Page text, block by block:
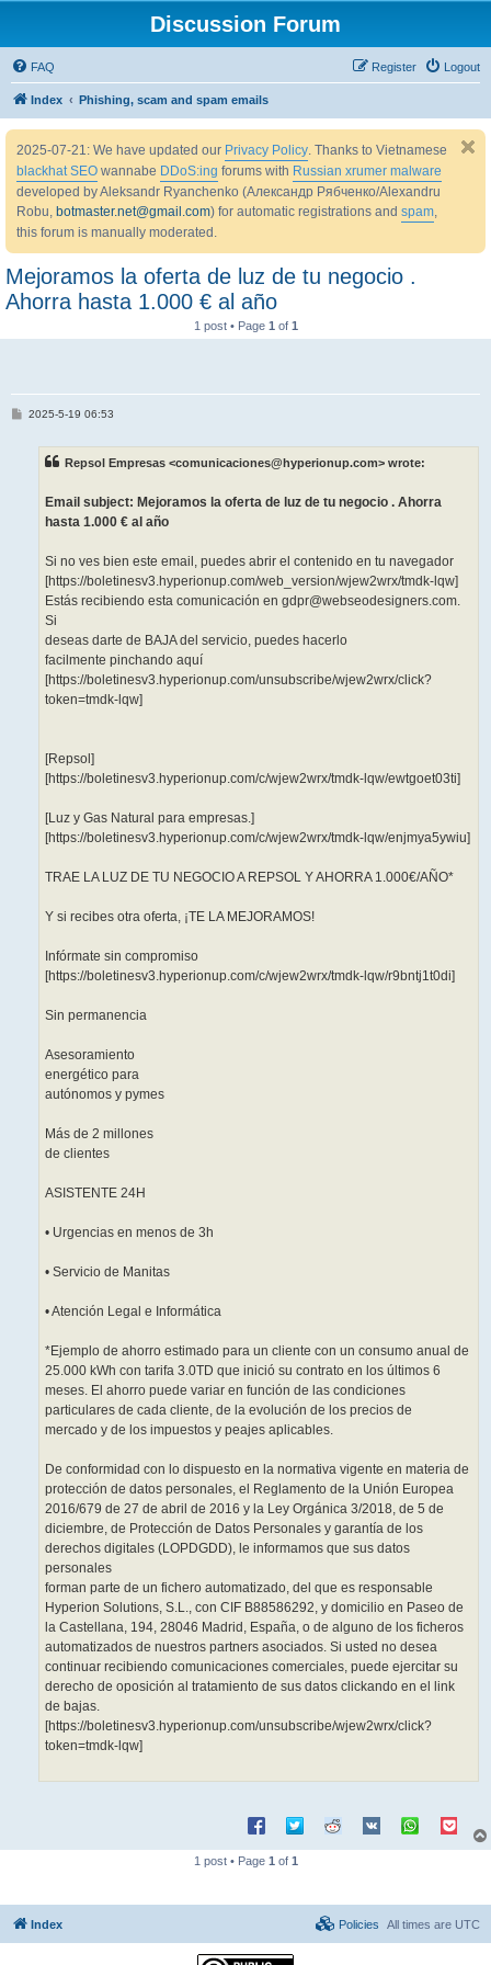
Discussion Forum
FAQ Logout
Register
Index Phishing, scam and spam emails
2025-07-21: We have updated our Privacy Policy. Thanks to Vietnamese
blackhat SEO wannabe DDoS:ing forums with Russian xrumer malware
developed by Aleksandr Ryanchenko (Александр Рябченко/Alexandru
Robu, botmaster.net@gmail.com) for automatic registrations and spam,
this forum is manually moderated.
Mejoramos la oferta de luz de tu negocio .
Ahorra hasta 1.000 € al año
1 post • Page 1 of 1
P2025-5-19 06:53
Repsol Empresas <comunicaciones@hyperionup.com> wrote:
Email subject: Mejoramos la oferta de luz de tu negocio . Ahorra
hasta 1.000 € al año
Si no ves bien este email, puedes abrir el contenido en tu navegador
[https://boletinesv3.hyperionup.com/web_version/wjew2wrx/tmdk-lqw]
Estás recibiendo esta comunicación en gdpr@webseodesigners.com.
Si
deseas darte de BAJA del servicio, puedes hacerlo
facilmente pinchando aquí
[https://boletinesv3.hyperionup.com/unsubscribe/wjew2wrx/click?
token=tmdk-lqw]
[Repsol]
[https://boletinesv3.hyperionup.com/c/wjew2wrx/tmdk-lqw/ewtgoet03ti]
[Luz y Gas Natural para empresas.]
[https://boletinesv3.hyperionup.com/c/wjew2wrx/tmdk-lqw/enjmya5ywiu]
TRAE LA LUZ DE TU NEGOCIO A REPSOL Y AHORRA 1.000€/AÑO*
Y si recibes otra oferta, ¡TE LA MEJORAMOS!
Infórmate sin compromiso
[https://boletinesv3.hyperionup.com/c/wjew2wrx/tmdk-lqw/r9bntj1t0di]
Sin permanencia
Asesoramiento
energético para
autónomos y pymes
Más de 2 millones
de clientes
ASISTENTE 24H
• Urgencias en menos de 3h
• Servicio de Manitas
• Atención Legal e Informática
*Ejemplo de ahorro estimado para un cliente con un consumo anual de
25.000 kWh con tarifa 3.0TD que inició su contrato en los últimos 6
meses. El ahorro puede variar en función de las condiciones
particulares de cada cliente, de la evolución de los precios de
mercado y de los impuestos y peajes aplicables.
De conformidad con lo dispuesto en la normativa vigente en materia de
protección de datos personales, el Reglamento de la Unión Europea
2016/679 de 27 de abril de 2016 y la Ley Orgánica 3/2018, de 5 de
diciembre, de Protección de Datos Personales y garantía de los
derechos digitales (LOPDGDD), le informamos que sus datos
personales
forman parte de un fichero automatizado, del que es responsable
Hyperion Solutions, S.L., con CIF B88586292, y domicilio en Paseo de
la Castellana, 194, 28046 Madrid, España, o de alguno de los ficheros
automatizados de nuestros partners asociados. Si usted no desea
continuar recibiendo comunicaciones comerciales, puede ejercitar su
derecho de oposición al tratamiento de sus datos clickando en el link
de bajas.
[https://boletinesv3.hyperionup.com/unsubscribe/wjew2wrx/click?
token=tmdk-lqw]
1 post • Page 1 of 1
Index All times are UTC
Policies